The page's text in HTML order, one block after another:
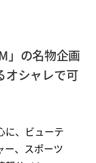
」の名物企画
オシャレで可
に、ビューテ
ー、スポーツ